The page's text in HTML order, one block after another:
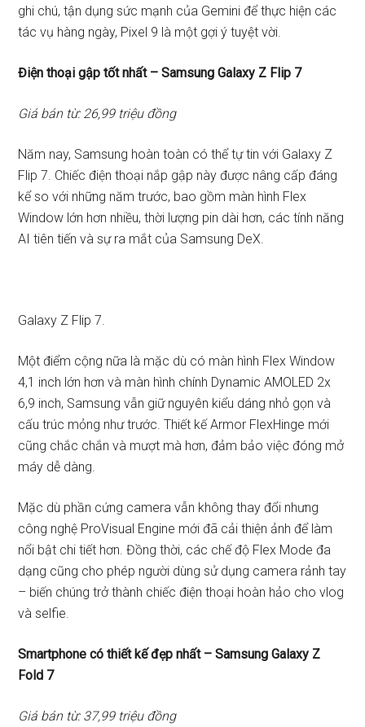
ghi chú, tận dụng sức mạnh của Gemini để thực hiện các
tác vụ hàng ngày, Pixel 9 là một gợi ý tuyệt vời.
Điện thoại gập tốt nhất – Samsung Galaxy Z Flip 7
Giá bán từ: 26,99 triệu đồng
Năm nay, Samsung hoàn toàn có thể tự tin với Galaxy Z
Flip 7. Chiếc điện thoại nắp gập này được nâng cấp đáng
kể so với những năm trước, bao gồm màn hình Flex
Window lớn hơn nhiều, thời lượng pin dài hơn, các tính năng
AI tiên tiến và sự ra mắt của Samsung DeX.
Galaxy Z Flip 7.
Một điểm cộng nữa là mặc dù có màn hình Flex Window
4,1 inch lớn hơn và màn hình chính Dynamic AMOLED 2x
6,9 inch, Samsung vẫn giữ nguyên kiểu dáng nhỏ gọn và
cấu trúc mỏng như trước. Thiết kế Armor FlexHinge mới
cũng chắc chắn và mượt mà hơn, đảm bảo việc đóng mở
máy dễ dàng.
Mặc dù phần cứng camera vẫn không thay đổi nhưng
công nghệ ProVisual Engine mới đã cải thiện ảnh để làm
nổi bật chi tiết hơn. Đồng thời, các chế độ Flex Mode đa
dạng cũng cho phép người dùng sử dụng camera rảnh tay
– biến chúng trở thành chiếc điện thoại hoàn hảo cho vlog
và selfie.
Smartphone có thiết kế đẹp nhất – Samsung Galaxy Z
Fold 7
Giá bán từ: 37,99 triệu đồng